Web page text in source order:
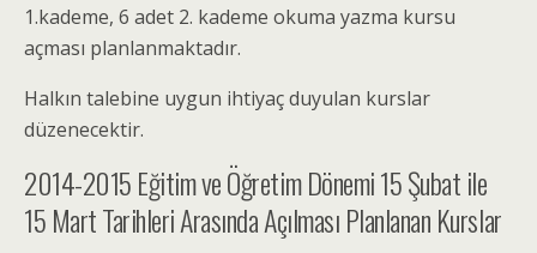
1.kademe, 6 adet 2. kademe okuma yazma kursu
açması planlanmaktadır.
Halkın talebine uygun ihtiyaç duyulan kurslar
düzenecektir.
2014-2015 Eğitim ve Öğretim Dönemi 15 Şubat ile
15 Mart Tarihleri Arasında Açılması Planlanan Kurslar